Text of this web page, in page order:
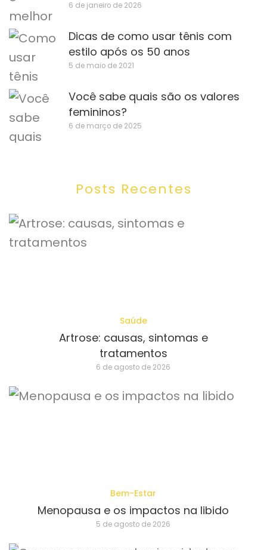
6 de janeiro de 2026
Dicas de como usar tênis com
estilo após os 50 anos
5 de maio de 2021
Você sabe quais são os valores
femininos?
6 de março de 2025
Posts Recentes
Saúde
Artrose: causas, sintomas e
tratamentos
6 de agosto de 2026
Bem-Estar
Menopausa e os impactos na libido
5 de agosto de 2026